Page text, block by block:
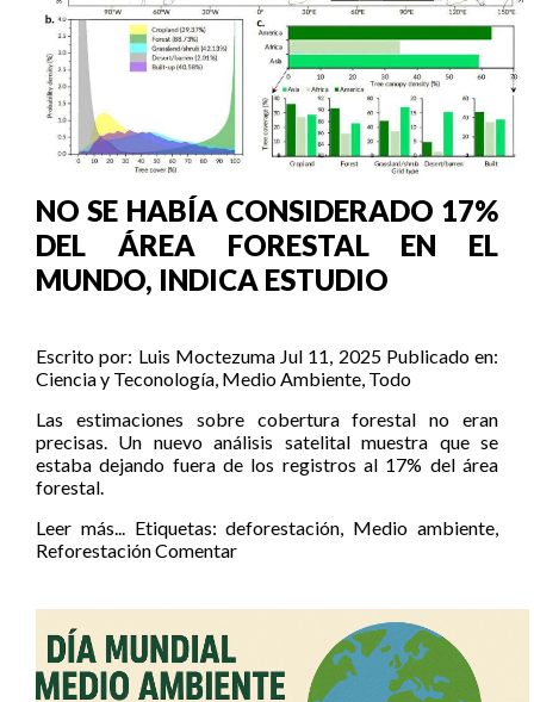
NO SE HABÍA CONSIDERADO 17%
DEL ÁREA FORESTAL EN EL
MUNDO, INDICA ESTUDIO
Escrito por: Luis Moctezuma Jul 11, 2025 Publicado en:
Ciencia y Teconología, Medio Ambiente, Todo
Las estimaciones sobre cobertura forestal no eran
precisas. Un nuevo análisis satelital muestra que se
estaba dejando fuera de los registros al 17% del área
forestal.
Leer más... Etiquetas:deforestación, Medio ambiente,
ReforestaciónComentar